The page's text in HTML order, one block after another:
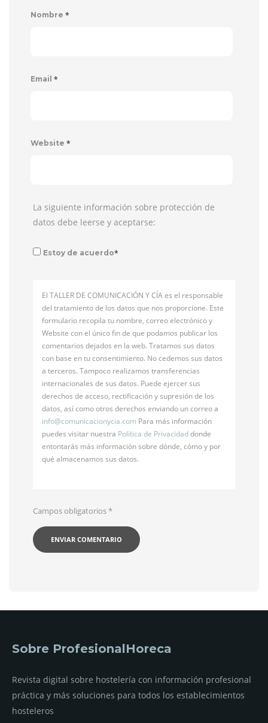
Nombre *
Email *
Website *
La siguiente información sobre protección de
datos debe leerse y aceptarse:
Estoy de acuerdo*
El TALLER DE COMUNICACIÓN Y CÍA es el responsable
del tratamiento de los datos que nos proporcione. Este
formulario recopila tu nombre, correo electrónico y
Website con el único fin de que podamos publicar los
comentarios dejados en la web. Tratamos sus datos
con base en tu consentimiento. No cedemos sus datos
a terceros. Tampoco realizamos transferencias
internacionales de sus datos. Puede ejercer sus
derechos de acceso, rectificación y supresión de los
datos, así como otros derechos enviando un correo a
info@comunicacionycia.com Para más información
puedes visitar nuestra Política de Privacidaddonde
entontarás más información sobre dónde, cómo y por
qué almacenamos sus datos.
Campos obligatorios*
Sobre ProfesionalHoreca
Revista digital sobre hostelería con información profesional
práctica y más soluciones para todos los establecimientos
hosteleros